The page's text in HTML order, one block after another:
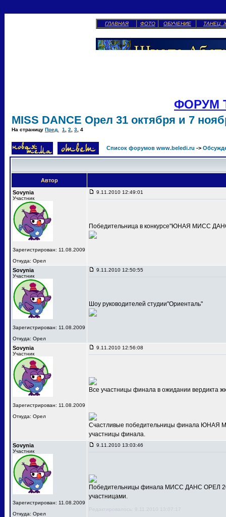
ГЛАВНАЯ ФОТО ОБУЧЕНИЕ ТАНЕЦ
ФОРУМ
MISS DANCE Орел 31 октября и 7
На страницу Пред. 1 2 3 4
Список форумов www.beledi.ru ->
Автор
Sovynia
Участник
Зарегистрирован: 11.08.2009
Откуда: Орел
9.11.2010 12:49:01
Победительница в конкурсе"ЮНАЯ МИСС
Sovynia
Участник
Зарегистрирован: 11.08.2009
Откуда: Орел
9.11.2010 12:50:55
Шоу руководителей студии"Ориенталь"
Sovynia
Участник
Зарегистрирован: 11.08.2009
Откуда: Орел
9.11.2010 12:56:08
Все участницы финала в ожидании вердикта
Счастливые победительницы финала ЮНАЯ
участницы финала.
Sovynia
Участник
Зарегистрирован: 11.08.2009
Откуда: Орел
9.11.2010 13:03:46
Победительницы финала МИСС ДАНС ОРЕЛ
участницами.
Редактировалось: 9.11.2010 13:07:17